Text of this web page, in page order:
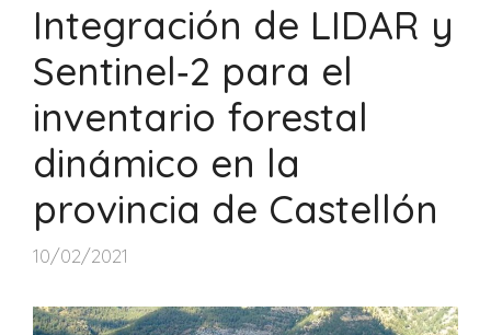
Integración de LIDAR y
Sentinel‐2 para el
inventario forestal
dinámico en la
provincia de Castellón
10/02/2021